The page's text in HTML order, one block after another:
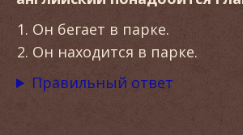
Он бегает в парке.
Он находится в парке.
Правильный ответ